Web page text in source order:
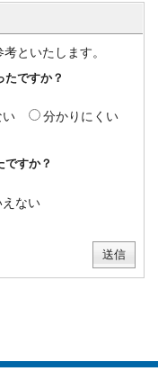
といたします。
たですか？
い
分かりにくい
ですか？
えない